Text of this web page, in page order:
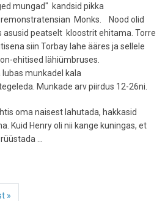
mungad" kandsid pikka
Monks. Nood olid
asusid peatselt kloostrit ehitama. Torre
siin Torbay lahe ääres ja sellele
ehitised lähiümbruses.
munkadel kala
Munkade arv piirdus 12-26ni.
oma naisest lahutada, hakkasid
Kuid Henry oli nii kange kuningas, et
...
»